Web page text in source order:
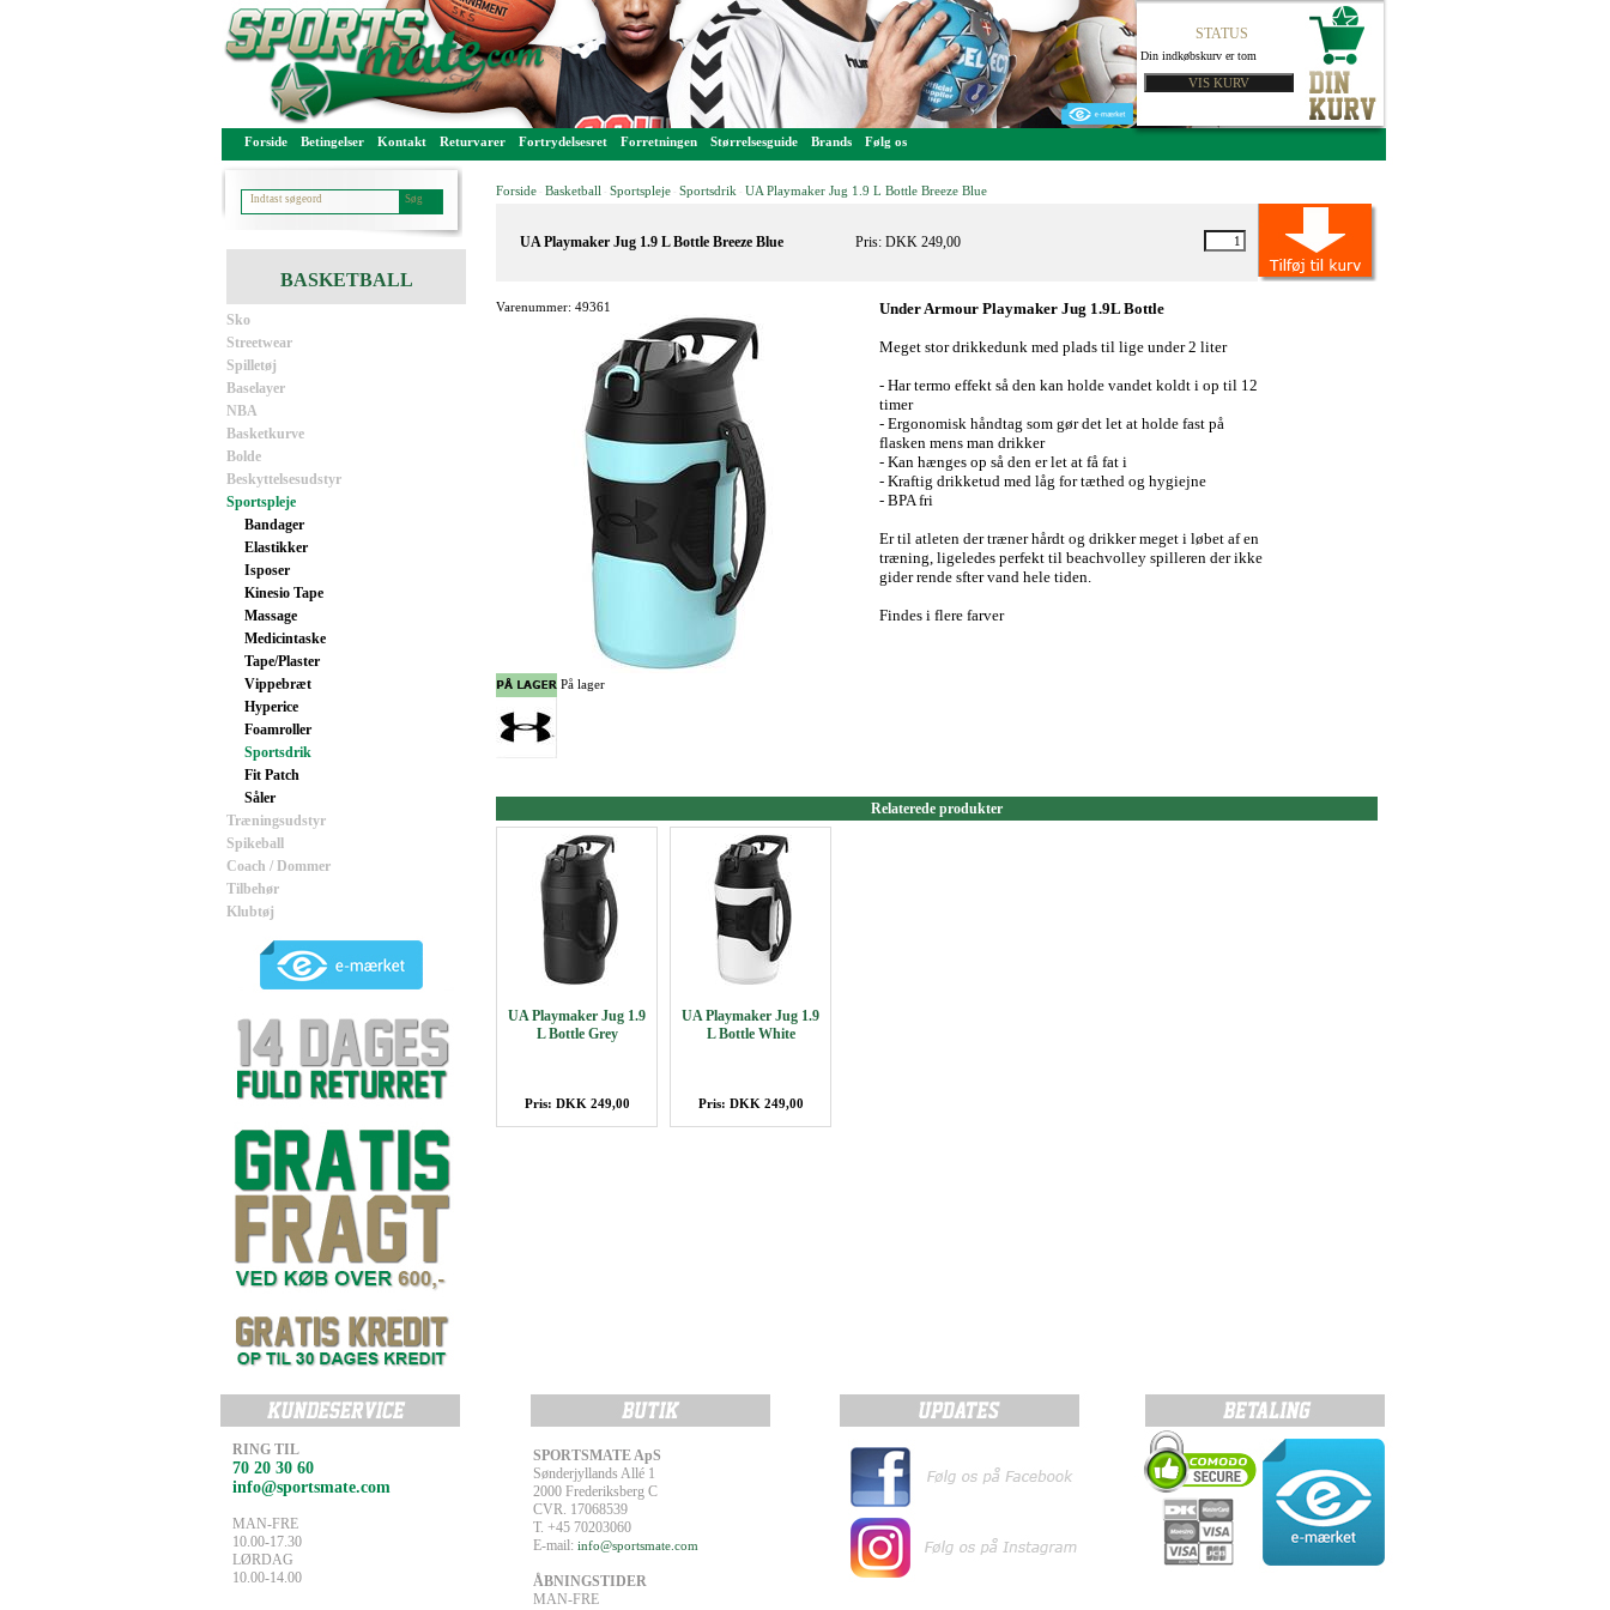
STATUS
Din indkøbskurv er tom
Forside Betingelser Kontakt Returvarer Fortrydelsesret Forretningen Størrelsesguide Brands Følg os
BASKETBALL
Sko
Streetwear
Spilletøj
Baselayer
NBA
Basketkurve
Bolde
Beskyttelsesudstyr
Sportspleje
Bandager
Elastikker
Isposer
Kinesio Tape
Massage
Medicintaske
Tape/Plaster
Vippebræt
Hyperice
Foamroller
Sportsdrik
Fit Patch
Såler
Træningsudstyr
Spikeball
Coach / Dommer
Tilbehør
Klubtøj
Forside Basketball Sportspleje Sportsdrik UA Playmaker Jug 1.9 L Bottle Breeze Blue
UA Playmaker Jug 1.9 L Bottle Breeze Blue Pris: DKK 249,00
Varenummer: 49361 Under Armour Playmaker Jug 1.9L Bottle
Meget stor drikkedunk med plads til lige under 2 liter
- Har termo effekt så den kan holde vandet koldt i op til 12
timer
- Ergonomisk håndtag som gør det let at holde fast på
flasken mens man drikker
- Kan hænges op så den er let at få fat i
- Kraftig drikketud med låg for tæthed og hygiejne
- BPA fri
Er til atleten der træner hårdt og drikker meget i løbet af en
træning, ligeledes perfekt til beachvolley spilleren der ikke
gider rende sfter vand hele tiden.
Findes i flere farver
På lager
Relaterede produkter
UA Playmaker Jug 1.9
L Bottle Grey
Pris: DKK 249,00
UA Playmaker Jug 1.9
L Bottle White
Pris: DKK 249,00
RING TIL
70 20 30 60
info@sportsmate.com
MAN-FRE
10.00-17.30
LØRDAG
10.00-14.00
SPORTSMATE ApS
Sønderjyllands Allé 1
2000 Frederiksberg C
CVR. 17068539
T. +45 70203060
E-mail: info@sportsmate.com
ÅBNINGSTIDER
MAN-FRE